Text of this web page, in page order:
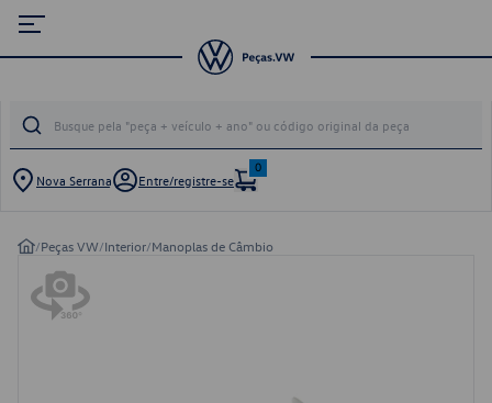
Nova Serrana Entre/registre-se
0
/Peças VW/Interior/Manoplas de Câmbio